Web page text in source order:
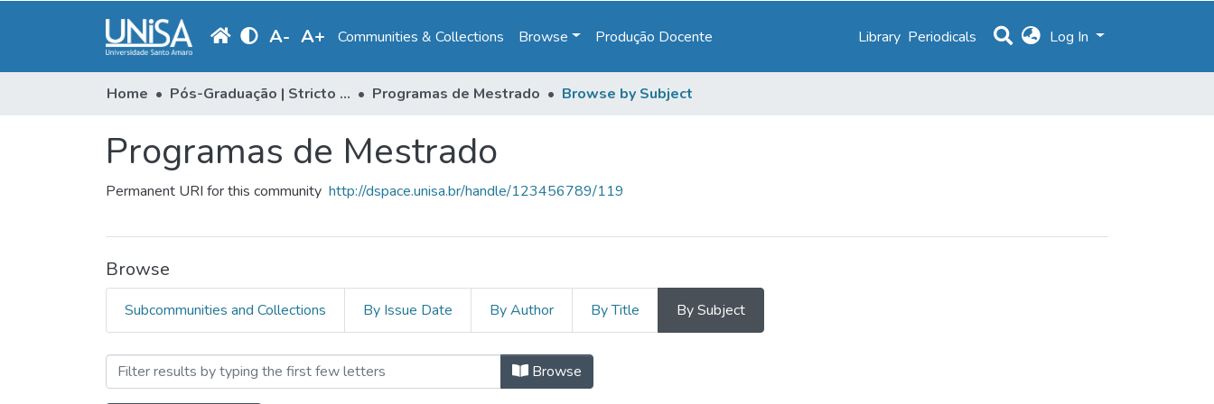
A- A+ Communities & Collections Browse Produção Docente Library Periodicals Log In
Home Pós-Graduação | Stricto Sensu Programas de Mestrado Browse by Subject
Programas de Mestrado
Permanent URI for this community http://dspace.unisa.br/handle/123456789/119
Browse
Subcommunities and Collections By Issue Date By Author By Title By Subject
Browsing Programas de Mestrado by Subject "Acidente vascular encefálico"
Browse